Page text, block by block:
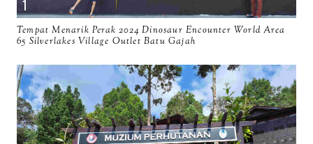
Tempat Menarik Perak 2024 Dinosaur Encounter World Area
65 Silverlakes Village Outlet Batu Gajah